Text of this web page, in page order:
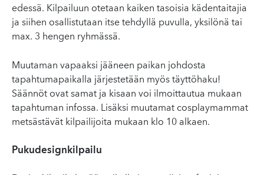
edessä. Kilpailuun otetaan kaiken tasoisia kädentaitajia
ja siihen osallistutaan itse tehdyllä puvulla, yksilönä tai
max. 3 hengen ryhmässä.
Muutaman vapaaksi jääneen paikan johdosta
tapahtumapaikalla järjestetään myös täyttöhaku!
Säännöt ovat samat ja kisaan voi ilmoittautua mukaan
tapahtuman infossa. Lisäksi muutamat cosplaymammat
metsästävät kilpailijoita mukaan klo 10 alkaen.
Pukudesignkilpailu